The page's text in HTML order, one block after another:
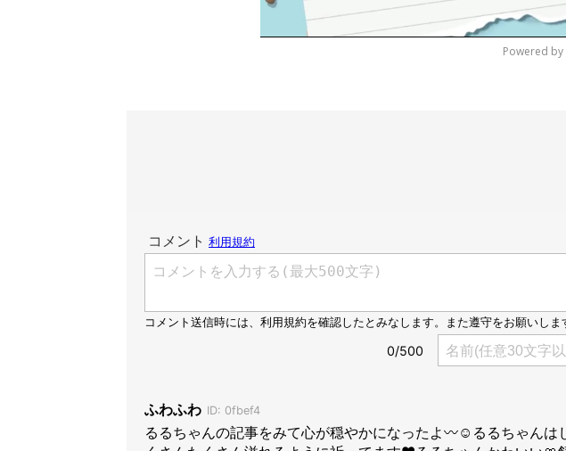
Powered by